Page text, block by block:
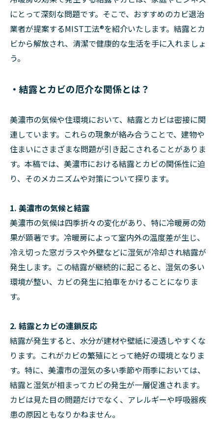
にとって深刻な問題です。そこで、おすすめのカビ退治
業者が提案するMIST工法®を紹介いたします。結露とカ
ビから解放され、清潔で健康的な生活を手に入れましょ
う。
・結露とカビの厄介な関係とは？
美濃市の気候や住環境において、結露とカビは密接に関
連しています。これらの現象が絡み合うことで、建物や
住まいにさまざまな問題が引き起こされることがありま
す。本稿では、美濃市における結露とカビの関係性に迫
り、そのメカニズムや対策について探ります。
1. 美濃市の気候と結露
美濃市の気候は四季折々の変化があり、特に冷暖房の効
果が顕著です。冷暖房によって室内外の温度差が生じ、
冷え切った窓ガラスや外壁などに湿気が冷却され結露が
発生します。この結露が継続的に起こると、湿気の多い
環境が整い、カビの発生に拍車をかけることになりま
す。
2. 結露とカビの連鎖反応
結露が発生すると、水分が建材や壁紙に浸透しやすくな
ります。これがカビの繁殖にとって絶好の環境となりま
す。特に、美濃市の湿気の多い季節や雨季においては、
結露と湿気が相まってカビの発生が一層促進されます。
カビは見た目の問題だけでなく、アレルギーや呼吸器疾
患の原因ともなりかねません。